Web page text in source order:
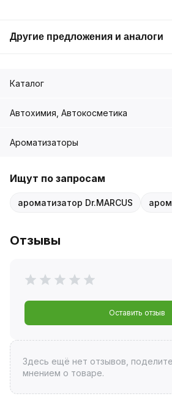
Другие предложения и аналоги
Каталог
Автохимия, Автокосметика
Ароматизаторы
Ищут по запросам
ароматизатор Dr.MARCUS
Отзывы
Оставить отзыв
Здесь ещё нет отзывов,
мнением о товаре.